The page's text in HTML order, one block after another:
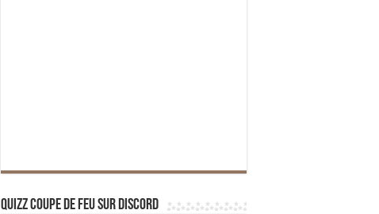
Quizz Coupe de Feu sur Discord